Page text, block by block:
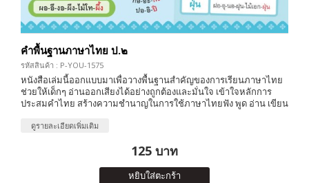
คำพื้นฐานภาษาไทย ป.๒
รหัสสินค้า : P-YOU-1575
หนังสือเล่มนี้ออกแบบมาเพื่อวางพื้นฐานสำคัญของการเรียนภาษาไทย
ช่วยให้เด็กๆ อ่านออกเสียงได้อย่างถูกต้องและมั่นใจ เข้าใจหลักการ
ประสมคำไทย สร้างความชำนาญในการใช้ภาษาไทยฟัง พูด อ่าน เขียน
ดูรายละเอียดเพิ่มเติม
125 บาท
หยิบใส่ตะกร้า